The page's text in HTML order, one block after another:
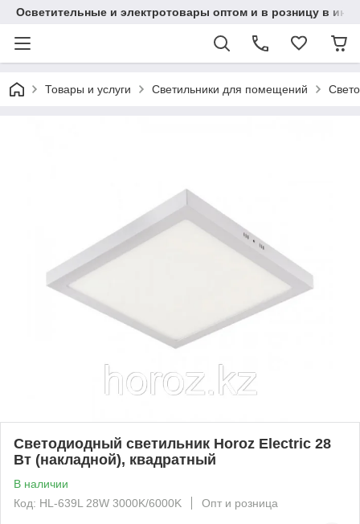
Осветительные и электротовары оптом и в розницу в
Товары и услуги Светильники для помещений
Светодиодный светильник Horoz Electric 28
Вт (накладной), квадратный
В наличии
Код: HL-639L 28W 3000K/6000K
Опт и розница